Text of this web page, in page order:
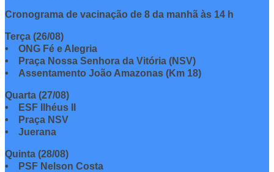
Cronograma de vacinação de 8 da manhã às 14 h
Terça (26/08)
• ONG Fé e Alegria
• Praça Nossa Senhora da Vitória (NSV)
• Assentamento João Amazonas (Km 18)
Quarta (27/08)
• ESF Ilhéus II
• Praça NSV
• Juerana
Quinta (28/08)
• PSF Nelson Costa